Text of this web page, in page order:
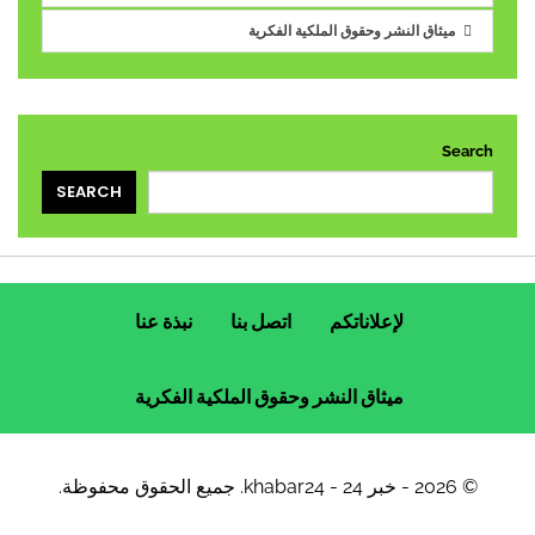
ميثاق النشر وحقوق الملكية الفكرية
Search
SEARCH
لإعلاناتكم اتصل بنا نبذة عنا
ميثاق النشر وحقوق الملكية الفكرية
© 2026 - خبر 24 - khabar24. جميع الحقوق محفوظة.